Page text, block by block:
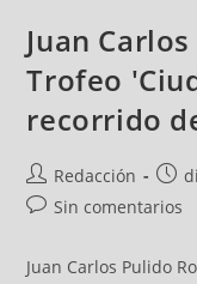
Juan
Trofeo
recorrido
Redacción
Sin comentarios
Juan Carlos Pulido